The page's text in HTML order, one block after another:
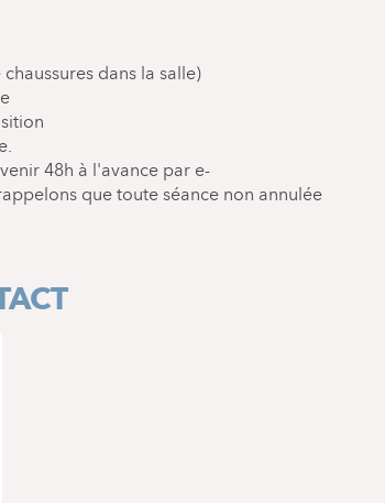
dans la salle)
48h à l'avance par e-
que toute séance non annulée